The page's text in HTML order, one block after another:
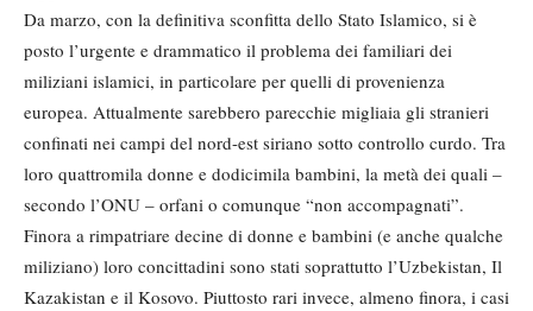
Da marzo, con la definitiva sconfitta dello Stato Islamico, si è
posto l’urgente e drammatico il problema dei familiari dei
miliziani islamici, in particolare per quelli di provenienza
europea. Attualmente sarebbero parecchie migliaia gli stranieri
confinati nei campi del nord-est siriano sotto controllo curdo. Tra
loro quattromila donne e dodicimila bambini, la metà dei quali –
secondo l’ONU – orfani o comunque “non accompagnati”.
Finora a rimpatriare decine di donne e bambini (e anche qualche
miliziano) loro concittadini sono stati soprattutto l’Uzbekistan, Il
Kazakistan e il Kosovo. Piuttosto rari invece, almeno finora, i casi